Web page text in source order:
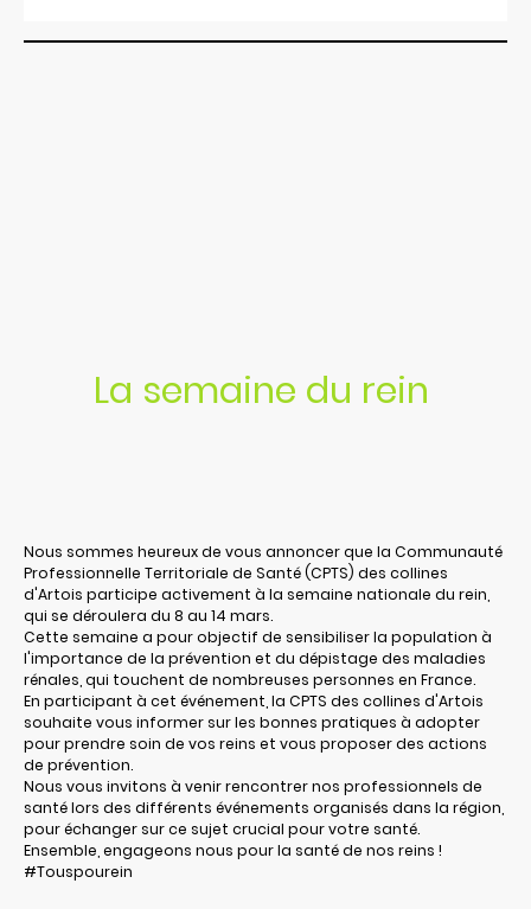
La semaine du rein
Nous sommes heureux de vous annoncer que la Communauté
Professionnelle Territoriale de Santé (CPTS) des collines
d'Artois participe activement à la semaine nationale du rein,
qui se déroulera du 8 au 14 mars.
Cette semaine a pour objectif de sensibiliser la population à
l'importance de la prévention et du dépistage des maladies
rénales, qui touchent de nombreuses personnes en France.
En participant à cet événement, la CPTS des collines d'Artois
souhaite vous informer sur les bonnes pratiques à adopter
pour prendre soin de vos reins et vous proposer des actions
de prévention.
Nous vous invitons à venir rencontrer nos professionnels de
santé lors des différents événements organisés dans la région,
pour échanger sur ce sujet crucial pour votre santé.
Ensemble, engageons nous pour la santé de nos reins !
#Touspourein